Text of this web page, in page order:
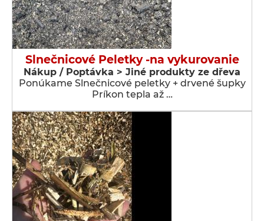
Slnečnicové Peletky -na vykurovanie
Nákup / Poptávka > Jiné produkty ze dřeva
Ponúkame Slnečnicové peletky + drvené šupky
Príkon tepla až …